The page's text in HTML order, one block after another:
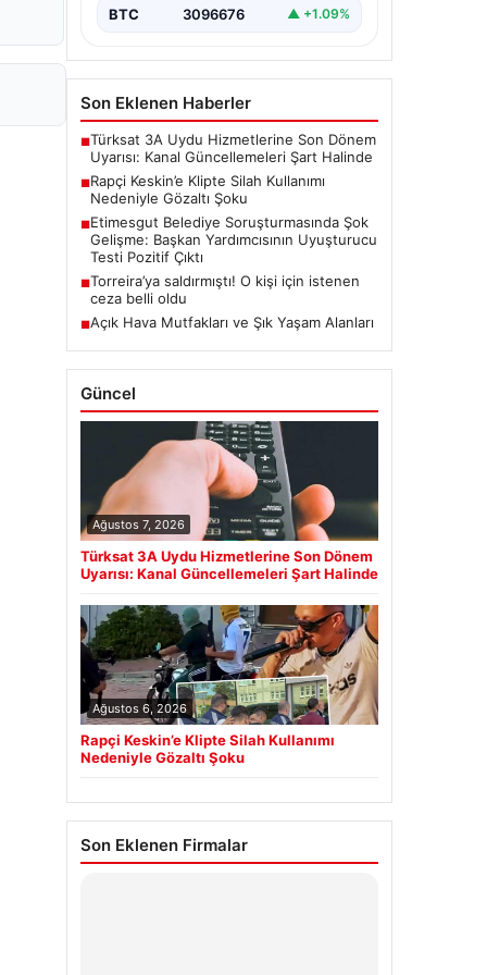
BTC 3096676 ▲ +1.09%
Son Eklenen Haberler
■Türksat 3A Uydu Hizmetlerine Son Dönem
Uyarısı: Kanal Güncellemeleri Şart Halinde
■Rapçi Keskin’e Klipte Silah Kullanımı
Nedeniyle Gözaltı Şoku
■Etimesgut Belediye Soruşturmasında Şok
Gelişme: Başkan Yardımcısının Uyuşturucu
Testi Pozitif Çıktı
■Torreira’ya saldırmıştı! O kişi için istenen
ceza belli oldu
■Açık Hava Mutfakları ve Şık Yaşam Alanları
Güncel
Ağustos 7, 2026
Türksat 3A Uydu Hizmetlerine Son Dönem
Uyarısı: Kanal Güncellemeleri Şart Halinde
Ağustos 6, 2026
Rapçi Keskin’e Klipte Silah Kullanımı
Nedeniyle Gözaltı Şoku
Son Eklenen Firmalar